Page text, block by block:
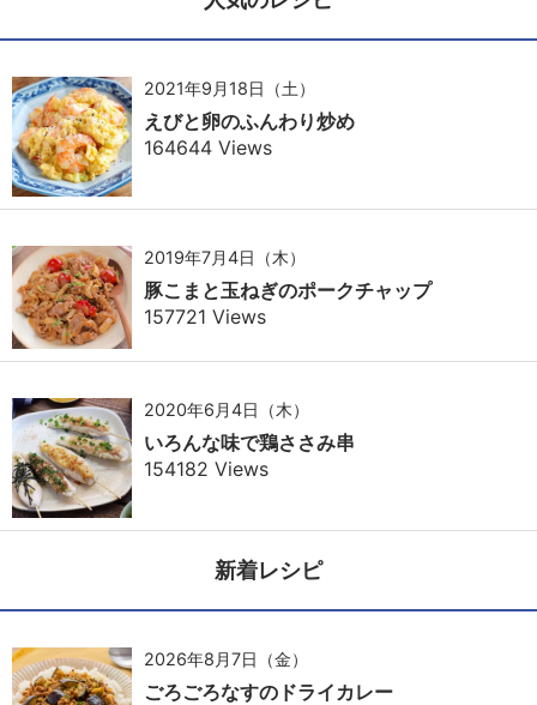
2021年9月18日（土）
えびと卵のふんわり炒め
164644 Views
2019年7月4日（木）
豚こまと玉ねぎのポークチャップ
157721 Views
2020年6月4日（木）
いろんな味で鶏ささみ串
154182 Views
新着レシピ
2026年8月7日（金）
ごろごろなすのドライカレー